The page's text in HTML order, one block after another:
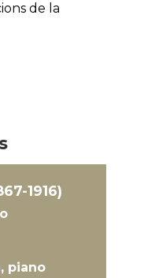
de la
1916)
piano